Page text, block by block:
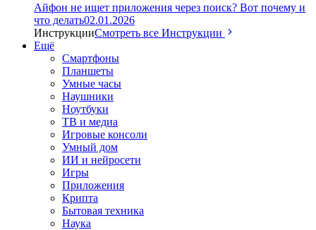
Айфон не ищет приложения через поиск? Вот почему и
что делать02.01.2026
ИнструкцииСмотреть все Инструкции
Ещё
Смартфоны
Планшеты
Умные часы
Наушники
Ноутбуки
ТВ и медиа
Игровые консоли
Умный дом
ИИ и нейросети
Игры
Приложения
Крипта
Бытовая техника
Наука